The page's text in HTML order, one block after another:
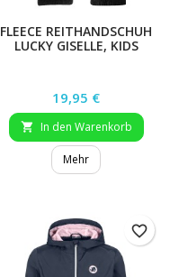
FLEECE REITHANDSCHUH
LUCKY GISELLE, KIDS
Preis
19,95 €
 In den Warenkorb
Mehr
favorite_border